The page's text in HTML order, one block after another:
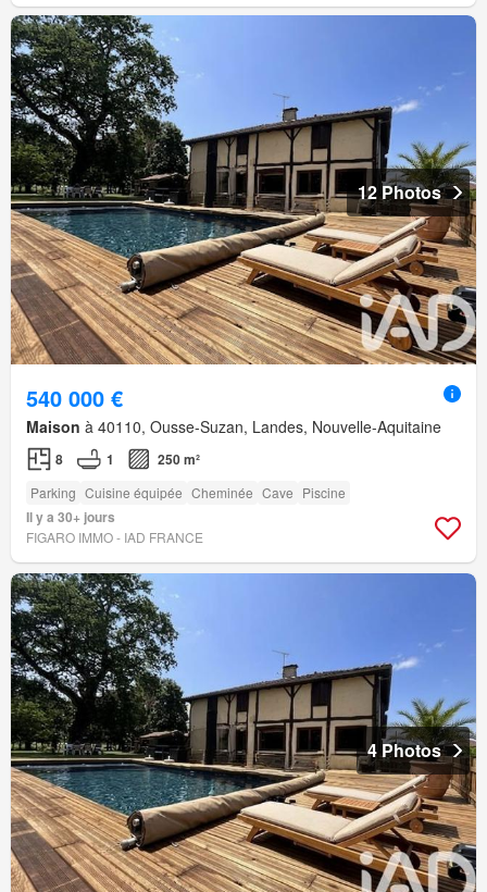
12 Photos
540 000 €
Maison à 40110, Ousse-Suzan, Landes, Nouvelle-Aquitaine
8 1 250 m²
Parking Cuisine équipée Cheminée Cave Piscine
Il y a 30+ jours
FIGARO IMMO - IAD FRANCE
4 Photos